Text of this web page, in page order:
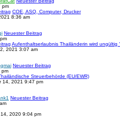
pm
COE, ASQ, Computer, Drucker
8:36 am
Neuester Beitrag
Aufenthaltserlaubnis Thailänderin wird ungültig
2021 3:07 am
Neuester Beitrag
pm
Steuerbehörde (EU/EWR)
14, 2021 9:47 pm
Neuester Beitrag
14, 2020 9:04 pm